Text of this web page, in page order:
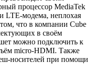
процессор MediaTek
LTE-модема, неплохая
что в компании Cube
в своём
можно подключить к
micro-HDMI. Также
носителей при помощи